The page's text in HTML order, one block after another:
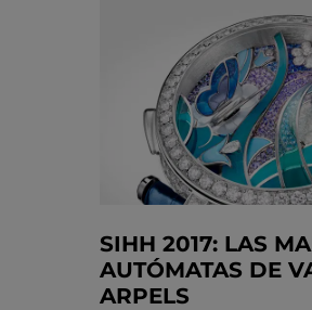
SIHH 2017: LAS
AUTÓMATAS DE
ARPELS